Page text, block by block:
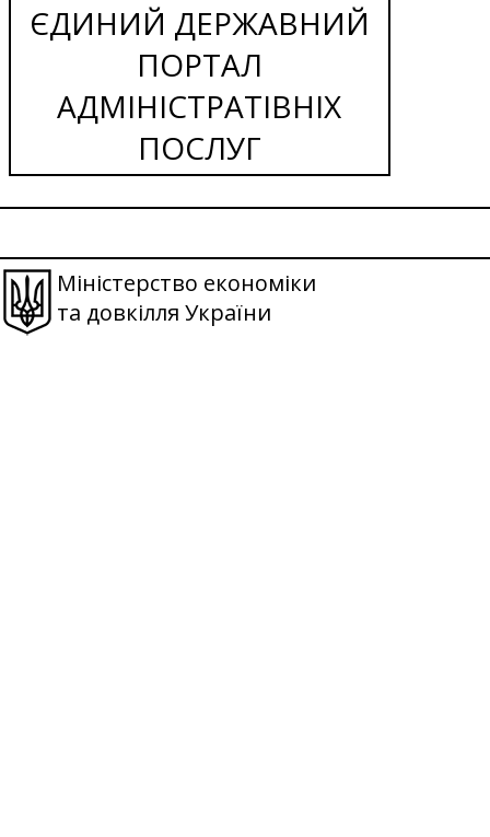
ЄДИНИЙ ДЕРЖАВНИЙ
ПОРТАЛ
АДМІНІСТРАТІВНІХ
ПОСЛУГ
Міністерство економіки
та довкілля України